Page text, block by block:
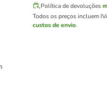
Política de devoluções
Todos os preços incluem
custos de envio.